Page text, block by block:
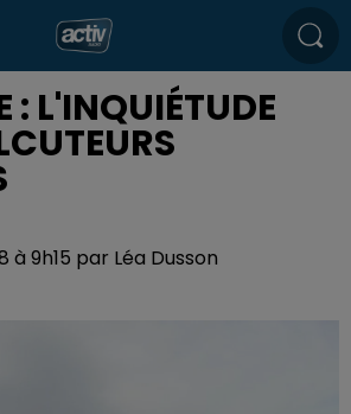
: L'INQUIÉTUDE
à 9h15 par Léa Dusson